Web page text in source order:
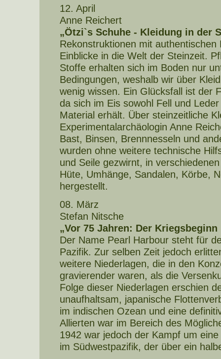
12. April
Anne Reichert
„Ötzi`s Schuhe - Kleidung in der
Rekonstruktionen mit authentischen
Einblicke in die Welt der Steinzeit.
Stoffe erhalten sich im Boden nur
Bedingungen, weshalb wir über
wenig wissen. Ein Glücksfall ist der
da sich im Eis sowohl Fell und
Material erhält. Über steinzeitliche
Experimentalarchäologin Anne
Bast, Binsen, Brennnesseln und
wurden ohne weitere technische
und Seile gezwirnt, in
Hüte, Umhänge, Sandalen, Körbe,
hergestellt.
08. März
Stefan Nitsche
„Vor 75 Jahren: Der
Der Name Pearl Harbour steht für
Pazifik. Zur selben Zeit jedoch
weitere Niederlagen, die in den
gravierender waren, als die
Folge dieser Niederlagen erschien
unaufhaltsam, japanische
im indischen Ozean und eine
Allierten war im Bereich des
1942 war jedoch der Kampf um
im Südwestpazifik, der über ein